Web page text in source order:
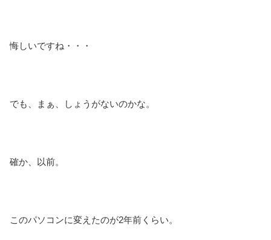
悔しいですね・・・
でも、まぁ、しょうがないのかな。
確か、以前。
このパソコンに変えたのが2年前くらい。